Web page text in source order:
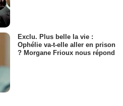
Exclu. Plus belle la vie :
Ophélie va-t-elle aller en prison
? Morgane Frioux nous répond